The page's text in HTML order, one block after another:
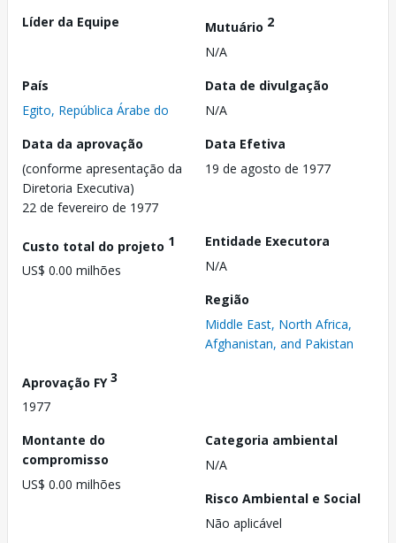
Líder da Equipe
Mutuário 2
N/A
País
Egito, República Árabe do
Data de divulgação
N/A
Data da aprovação
(conforme apresentação da
Diretoria Executiva)
22 de fevereiro de 1977
Data Efetiva
19 de agosto de 1977
Custo total do projeto 1
US$ 0.00 milhões
Entidade Executora
N/A
Região
Middle East, North Africa,
Afghanistan, and Pakistan
Aprovação FY3
1977
Montante do
compromisso
US$ 0.00 milhões
Categoria ambiental
N/A
Risco Ambiental e Social
Não aplicável